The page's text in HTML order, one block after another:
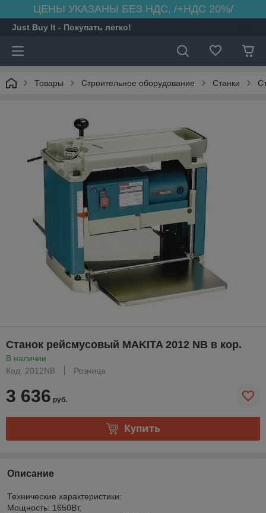
ЦЕНЫ УКАЗАНЫ БЕЗ НДС, /+НДС 20%/
Just Buy It - Покупать легко!
Товары Строительное оборудование Станки
Станок рейсмусовый MAKITA 2012 NB в кор.
В наличии
Код: 2012NB
Розница
3 636 руб.
Купить
Описание
Технические характеристики:
Мощность: 1650Вт,